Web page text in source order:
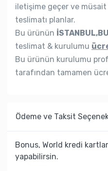
iletişime geçer ve
teslimatı planlar.
Bu ürünün
teslimat & kurulumu
Bu ürünün kurulumu
tarafından tamamen
Ödeme ve Taksit
Bonus, World kredi
yapabilirsin.